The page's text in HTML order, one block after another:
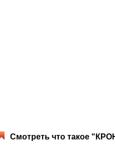
Смотреть что такое